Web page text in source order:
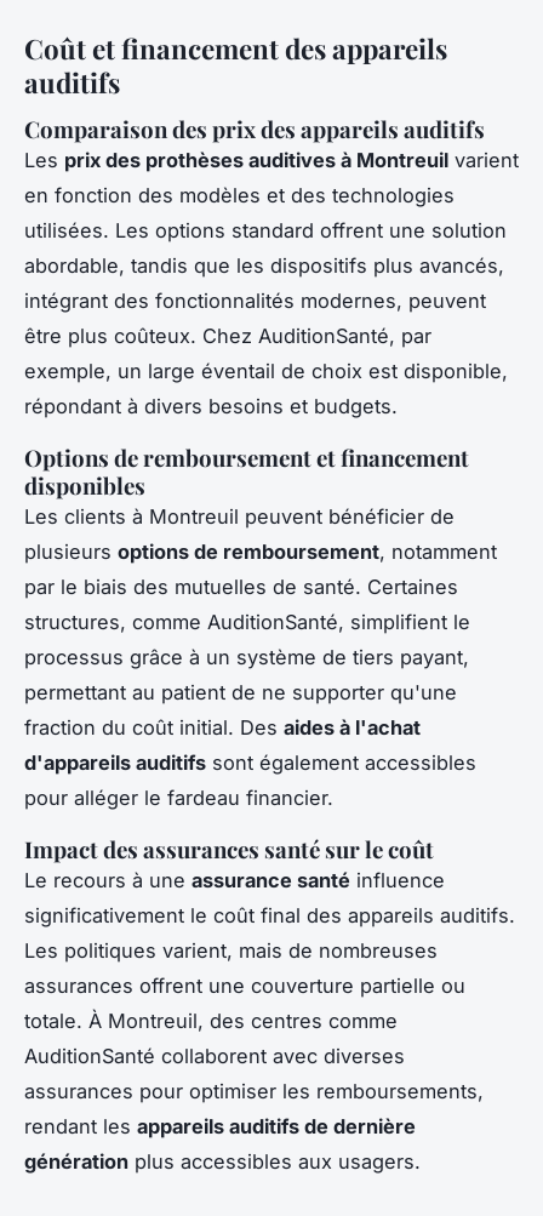
Coût et financement des appareils
auditifs
Comparaison des prix des appareils auditifs
Les prix des prothèses auditives à Montreuil varient
en fonction des modèles et des technologies
utilisées. Les options standard offrent une solution
abordable, tandis que les dispositifs plus avancés,
intégrant des fonctionnalités modernes, peuvent
être plus coûteux. Chez AuditionSanté, par
exemple, un large éventail de choix est disponible,
répondant à divers besoins et budgets.
Options de remboursement et financement
disponibles
Les clients à Montreuil peuvent bénéficier de
plusieurs options de remboursement, notamment
par le biais des mutuelles de santé. Certaines
structures, comme AuditionSanté, simplifient le
processus grâce à un système de tiers payant,
permettant au patient de ne supporter qu'une
fraction du coût initial. Des aides à l'achat
d'appareils auditifs sont également accessibles
pour alléger le fardeau financier.
Impact des assurances santé sur le coût
Le recours à une assurance santé influence
significativement le coût final des appareils auditifs.
Les politiques varient, mais de nombreuses
assurances offrent une couverture partielle ou
totale. À Montreuil, des centres comme
AuditionSanté collaborent avec diverses
assurances pour optimiser les remboursements,
rendant les appareils auditifs de dernière
génération plus accessibles aux usagers.